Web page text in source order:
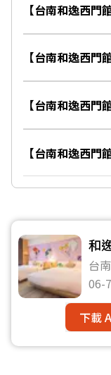
【台南和逸西門
【台南和逸西門
【台南和逸西門
【台南和逸西門
和
台
06-
下載